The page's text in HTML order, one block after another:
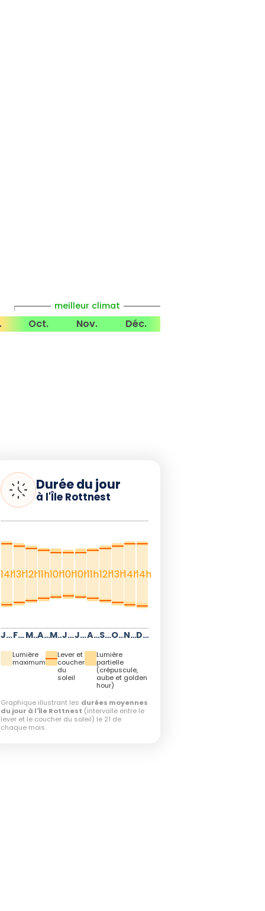
meilleur climat
Oct. Nov. Déc.
Durée du jour
à l'Île Rottnest
Janvier
14h
Février
13h
Mars
12h
Avril
11h
Mai
10h
Juin
10h
Juillet
10h
Août
11h
Septembre
12h
Octobre
13h
Novembre
14h
Décembre
14h
Lumière
maximum
Lever et
coucher
du
soleil
Lumière
partielle
(crépuscule,
aube et golden
hour)
Graphique illustrant les durées moyennes
du jour à l'Île Rottnest (intervalle entre le
lever et le coucher du soleil) le 21 de
chaque mois.